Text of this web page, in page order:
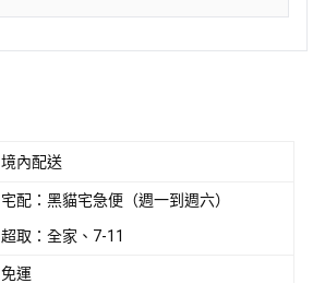
境內配送
宅配：黑貓宅急便（週一到週六）
超取：全家、7-11
免運